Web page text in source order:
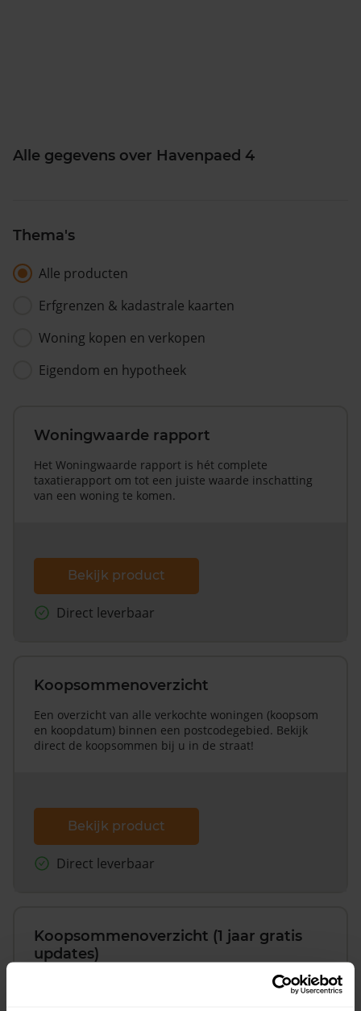
Alle gegevens over Havenpaed 4
Thema's
Alle producten
Erfgrenzen & kadastrale kaarten
Woning kopen en verkopen
Eigendom en hypotheek
Woningwaarde rapport
Het Woningwaarde rapport is hét complete
taxatierapport om tot een juiste waarde inschatting
van een woning te komen.
Bekijk product
Direct leverbaar
Koopsommenoverzicht
Een overzicht van alle verkochte woningen (koopsom
en koopdatum) binnen een postcodegebied. Bekijk
direct de koopsommen bij u in de straat!
Bekijk product
Direct leverbaar
Koopsommenoverzicht (1 jaar gratis
updates)